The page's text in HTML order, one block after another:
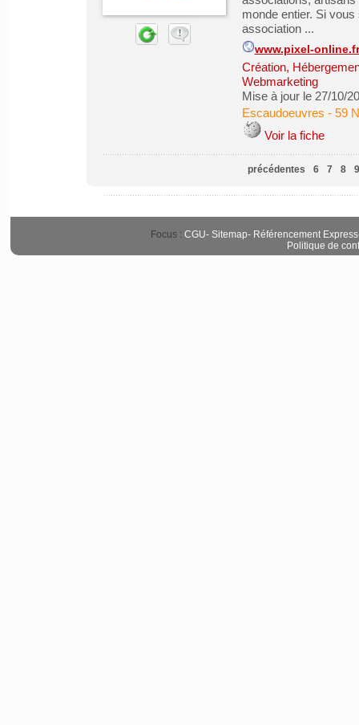
monde entier. Si
association ...
www.pixel-online.fr
Création,
Webmarketing
Mise à jour le 27/10/
Escaudoeuvres - 59
Voir la fiche
précédentes 6 7 8 9
Focus : CGU- Sitemap- Référencement Express
Politique de